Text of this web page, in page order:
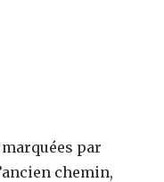
par
chemin,